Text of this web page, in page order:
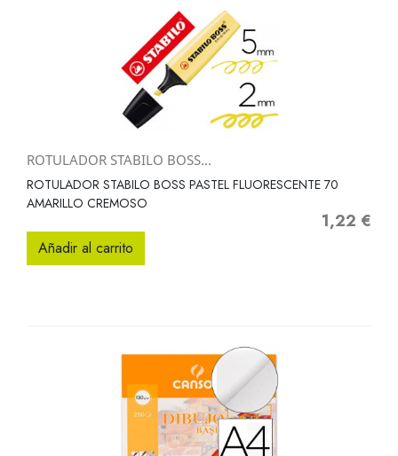
ROTULADOR STABILO BOSS...
ROTULADOR STABILO BOSS PASTEL FLUORESCENTE 70
AMARILLO CREMOSO
Precio
1,22 €
Añadir al carrito